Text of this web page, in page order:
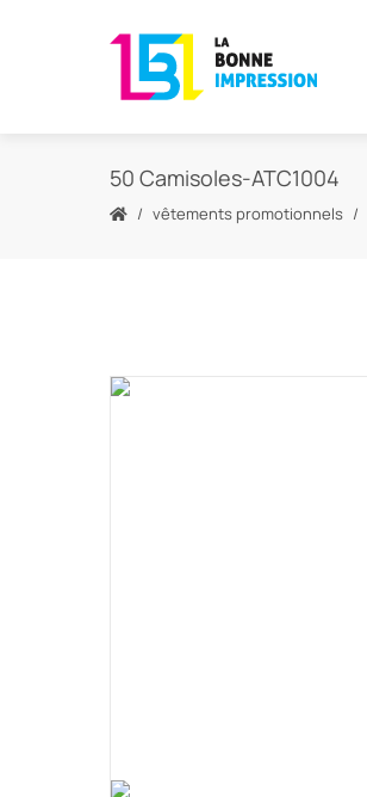
50 Camisoles-ATC1004
vêtements promotionnels